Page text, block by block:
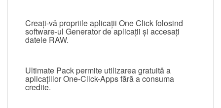
Creați-vă propriile aplicații One Click folosind
software-ul Generator de aplicații și accesați
datele RAW.
Ultimate Pack permite utilizarea gratuită a
aplicațiilor One-Click-Apps fără a consuma
credite.